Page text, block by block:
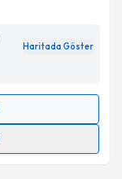
Haritada Göster